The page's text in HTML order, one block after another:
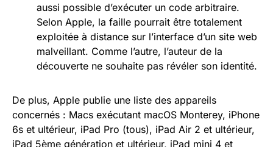
aussi possible d’exécuter un code arbitraire.
Selon Apple, la faille pourrait être totalement
exploitée à distance sur l’interface d’un site web
malveillant. Comme l’autre, l’auteur de la
découverte ne souhaite pas révéler son identité.
De plus, Apple publie une liste des appareils
concernés : Macs exécutant macOS Monterey, iPhone
6s et ultérieur, iPad Pro (tous), iPad Air 2 et ultérieur,
iPad 5ème génération et ultérieur, iPad mini 4 et